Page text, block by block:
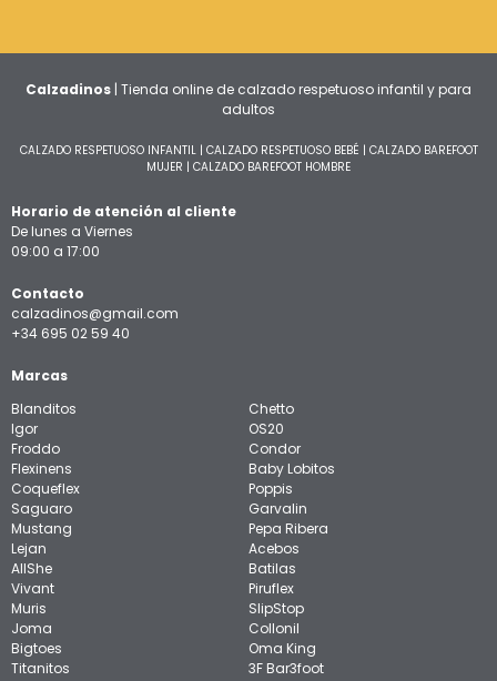
Calzadinos | Tienda online de calzado respetuoso infantil y para
adultos
CALZADO RESPETUOSO INFANTIL| CALZADO RESPETUOSO BEBÉ | CALZADO BAREFOOT
MUJER | CALZADO BAREFOOT HOMBRE
Horario de atención al cliente
De lunes a Viernes
09:00 a 17:00
Contacto
calzadinos@gmail.com
+34 695 02 59 40
Marcas
Blanditos
Igor
Froddo
Flexinens
Coqueflex
Saguaro
Mustang
Lejan
AllShe
Vivant
Muris
Joma
Bigtoes
Titanitos
Chetto
OS20
Condor
Baby Lobitos
Poppis
Garvalin
Pepa Ribera
Acebos
Batilas
Piruflex
SlipStop
Collonil
Oma King
3F Bar3foot